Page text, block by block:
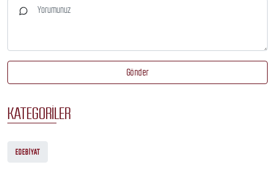
Gönder
KATEGORILER
EDEBIYAT